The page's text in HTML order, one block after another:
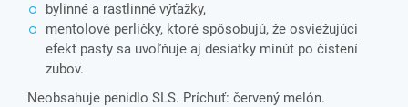
bylinné a rastlinné výťažky,
mentolové perličky, ktoré spôsobujú, že osviežujúci
efekt pasty sa uvoľňuje aj desiatky minút po čistení
zubov.
Neobsahuje penidlo SLS. Príchuť: červený melón.